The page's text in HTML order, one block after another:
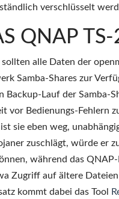
verschlüsselt
QNAP
alle Daten der
Samba-Shares zur
Backup-Lauf der
vor Bedienungs-Fehlern
sie eben weg,
zuschlägt, würde er
während das
Zugriff auf ältere
kommt dabei das Tool